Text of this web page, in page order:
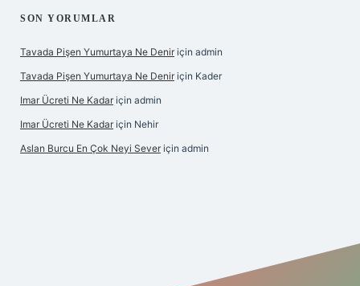
SON YORUMLAR
Tavada Pişen Yumurtaya Ne Denir için admin
Tavada Pişen Yumurtaya Ne Denir için Kader
Imar Ücreti Ne Kadar için admin
Imar Ücreti Ne Kadar için Nehir
Aslan Burcu En Çok Neyi Sever için admin
elexbetgiris.org